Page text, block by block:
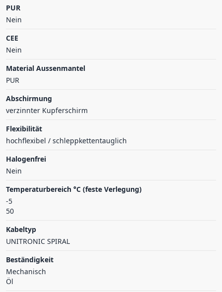
PUR
Nein
CEE
Nein
Material Aussenmantel
PUR
Abschirmung
verzinnter Kupferschirm
Flexibilität
hochflexibel / schleppkettentauglich
Halogenfrei
Nein
Temperaturbereich °C (feste Verlegung)
-5
50
Kabeltyp
UNITRONIC SPIRAL
Beständigkeit
Mechanisch
Öl